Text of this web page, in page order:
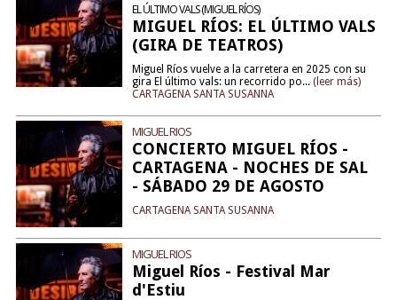
EL ÚLTIMO VALS (MIGUEL RÍOS)
MIGUEL RÍOS: EL ÚLTIMO VALS
(GIRA DE TEATROS)
Miguel Ríos vuelve a la carretera en 2025 con su
gira El último vals: un recorrido po... (leer más)
CARTAGENA SANTA SUSANNA
MIGUEL RIOS
CONCIERTO MIGUEL RÍOS -
CARTAGENA - NOCHES DE SAL
- SÁBADO 29 DE AGOSTO
CARTAGENA SANTA SUSANNA
MIGUEL RIOS
Miguel Ríos - Festival Mar
d'Estiu